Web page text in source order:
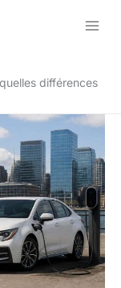
différences